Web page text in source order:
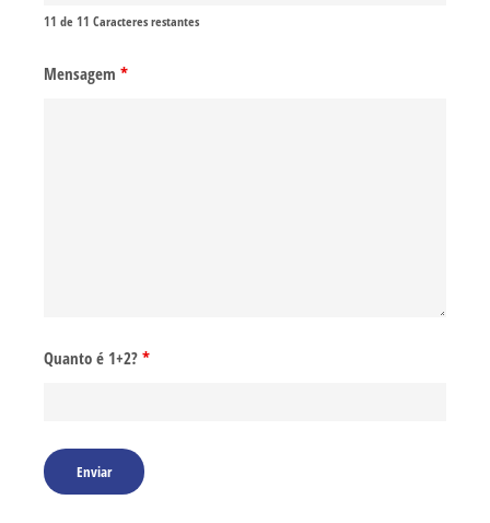
11 de 11 Caracteres restantes
Mensagem *
Quanto é 1+2? *